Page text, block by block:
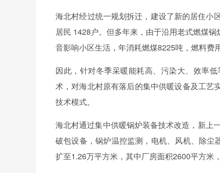
海北村经过统一规划拆迁，建设了新的居住小
居民 1428户。但多年来，由于沿用老式燃煤
音影响小区生活，年消耗燃煤8225吨，燃料费
因此，针对冬季采暖能耗高、污染大、效率
术，对海北村原有落后的集中供暖设备及工艺
技术模式。
海北村通过集中供暖锅炉装备技术改造，新上
破包设备，锅炉温控监测，电机、风机、除
扩至1.26万平方米，其中厂房面积2600平方米